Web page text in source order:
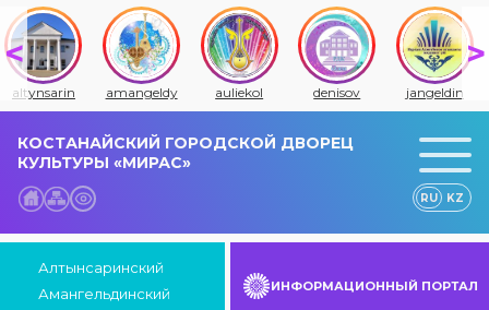
altynsarin amangeldy auliekol denisov jangeldin
КОСТАНАЙСКИЙ ГОРОДСКОЙ ДВОРЕЦ
КУЛЬТУРЫ «МИРАС»
RU KZ
Алтынсаринский
Амангельдинский
ИНФОРМАЦИОННЫЙ ПОРТАЛ